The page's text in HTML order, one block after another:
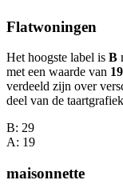
Flatwoningen
Het hoogste label is B
met een waarde van 19
verdeeld zijn over
deel van de
B: 29
A: 19
maisonnette